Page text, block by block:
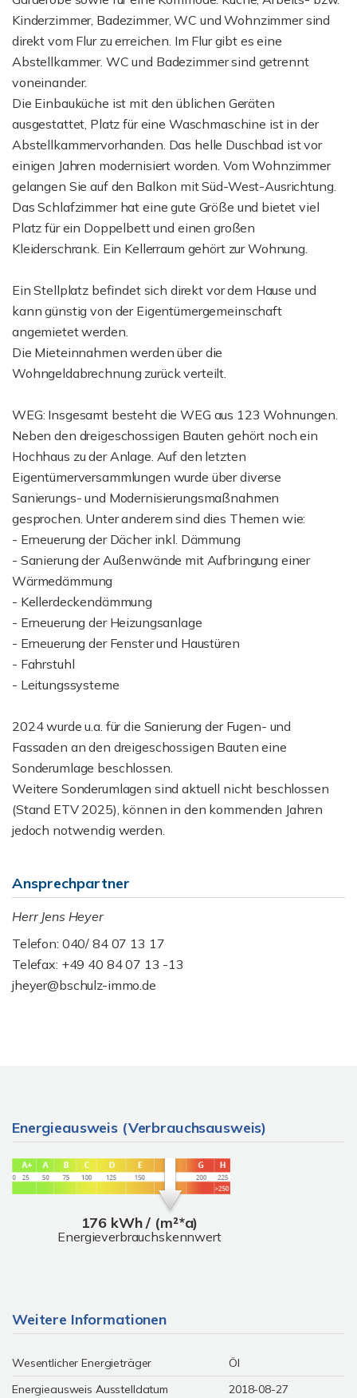
Kinderzimmer, Badezimmer, WC und Wohnzimmer sind
direkt vom Flur zu erreichen. Im Flur gibt es eine
Abstellkammer. WC und Badezimmer sind getrennt
voneinander.
Die Einbauküche ist mit den üblichen Geräten
ausgestattet, Platz für eine Waschmaschine ist in der
Abstellkammervorhanden. Das helle Duschbad ist vor
einigen Jahren modernisiert worden. Vom Wohnzimmer
gelangen Sie auf den Balkon mit Süd-West-Ausrichtung.
Das Schlafzimmer hat eine gute Größe und bietet viel
Platz für ein Doppelbett und einen großen
Kleiderschrank. Ein Kellerraum gehört zur Wohnung.
Ein Stellplatz befindet sich direkt vor dem Hause und
kann günstig von der Eigentümergemeinschaft
angemietet werden.
Die Mieteinnahmen werden über die
Wohngeldabrechnung zurück verteilt.
WEG: Insgesamt besteht die WEG aus 123 Wohnungen.
Neben den dreigeschossigen Bauten gehört noch ein
Hochhaus zu der Anlage. Auf den letzten
Eigentümerversammlungen wurde über diverse
Sanierungs- und Modernisierungsmaßnahmen
gesprochen. Unter anderem sind dies Themen wie:
- Erneuerung der Dächer inkl. Dämmung
- Sanierung der Außenwände mit Aufbringung einer
Wärmedämmung
- Kellerdeckendämmung
- Erneuerung der Heizungsanlage
- Erneuerung der Fenster und Haustüren
- Fahrstuhl
- Leitungssysteme
2024 wurde u.a. für die Sanierung der Fugen- und
Fassaden an den dreigeschossigen Bauten eine
Sonderumlage beschlossen.
Weitere Sonderumlagen sind aktuell nicht beschlossen
(Stand ETV 2025), können in den kommenden Jahren
jedoch notwendig werden.
Ansprechpartner
Herr Jens Heyer
Telefon: 040/ 84 07 13 17
Telefax: +49 40 84 07 13 -13
jheyer@bschulz-immo.de
Energieausweis (Verbrauchsausweis)
176 kWh / (m²*a)
Energieverbrauchskennwert
Weitere Informationen
Wesentlicher Energieträger
Öl
Energieausweis Ausstelldatum
2018-08-27